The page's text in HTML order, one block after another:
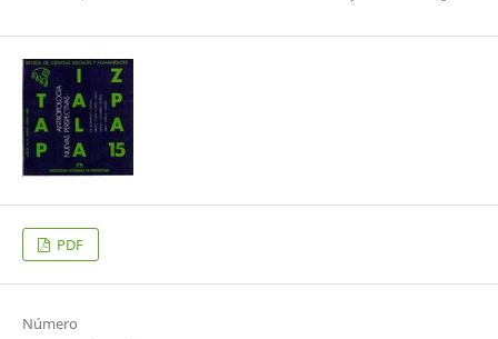
PDF
Número